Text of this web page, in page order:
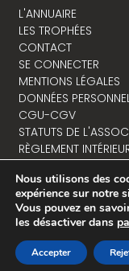
L'ANNUAIRE
LES TROPHÉES
CONTACT
SE CONNECTER
MENTIONS LÉGALES
DONNÉES
CGU-CGV
STATUTS DE
RÈGLEMENT
NOUS
Nous utilisons des
expérience sur notre
Vous pouvez en
les désactiver dans
Accepter